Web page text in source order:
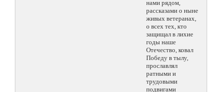
нами рядом,
рассказами о ныне
живых ветеранах,
о всех тех, кто
защищал в лихие
годы наше
Отечество, ковал
Победу в тылу,
прославлял
ратными и
трудовыми
подвигами